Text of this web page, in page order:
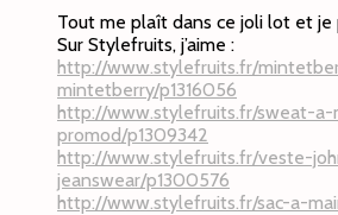
Tout me plaît dans ce joli lot et je
Sur Stylefruits, j’aime :
http://www.stylefruits.fr/
mintetberry/p1316056
http://www.stylefruits.fr/sweat-a-
promod/p1309342
http://www.stylefruits.fr/veste-
jeanswear/p1300576
http://www.stylefruits.fr/sac-a-